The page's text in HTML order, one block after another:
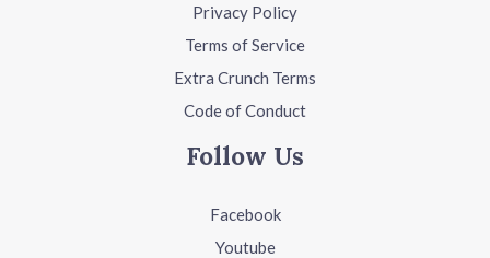
Privacy Policy
Terms of Service
Extra Crunch Terms
Code of Conduct
Follow Us
Facebook
Youtube